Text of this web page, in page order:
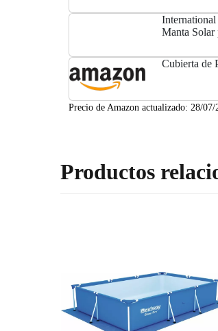
Manta Solar
Cubierta de
Precio de Amazon actualizado: 28/07/
Productos